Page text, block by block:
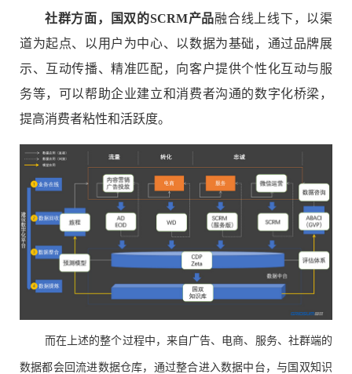
社群方面，国双的SCRM产品融合线上线下，以渠
道为起点、以用户为中心、以数据为基础，通过品牌展
示、互动传播、精准匹配，向客户提供个性化互动与服
务等，可以帮助企业建立和消费者沟通的数字化桥梁，
提高消费者粘性和活跃度。
而在上述的整个过程中，来自广告、电商、服务、社群端的
数据都会回流进数据仓库，通过整合进入数据中台，与国双知识